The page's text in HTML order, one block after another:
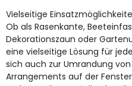
Vielseitige
Ob als Rasenkante,
Dekorationszaun oder
eine vielseitige Lösung für
sich auch zur Umrandung
Arrangements auf der